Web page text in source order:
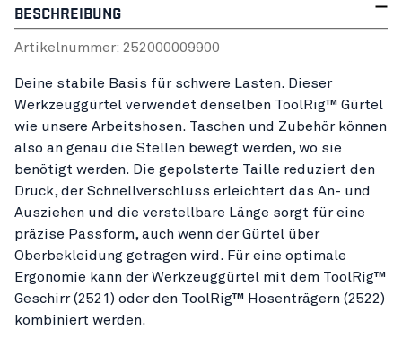
BESCHREIBUNG
Artikelnummer: 252000009900
Deine stabile Basis für schwere Lasten. Dieser
Werkzeuggürtel verwendet denselben ToolRig™ Gürtel
wie unsere Arbeitshosen. Taschen und Zubehör können
also an genau die Stellen bewegt werden, wo sie
benötigt werden. Die gepolsterte Taille reduziert den
Druck, der Schnellverschluss erleichtert das An- und
Ausziehen und die verstellbare Länge sorgt für eine
präzise Passform, auch wenn der Gürtel über
Oberbekleidung getragen wird. Für eine optimale
Ergonomie kann der Werkzeuggürtel mit dem ToolRig™
Geschirr (2521) oder den ToolRig™ Hosenträgern (2522)
kombiniert werden.